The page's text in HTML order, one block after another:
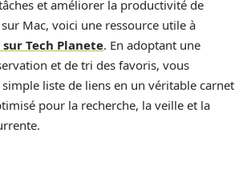
et améliorer la productivité de
Mac, voici une ressource utile à
Tech Planete. En adoptant une
et de tri des favoris, vous
liste de liens en un véritable carnet
pour la recherche, la veille et la